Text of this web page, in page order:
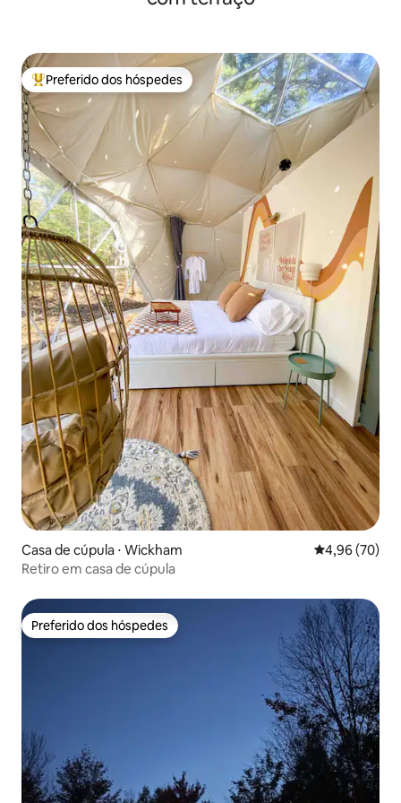
Entre os melhores preferidos dos hóspedes
Preferido dos hóspedes
Casa de cúpula ⋅ Wickham 4,96 de uma
4,96 (70)
Retiro em casa de cúpula
Preferido dos hóspedes
Preferido dos hóspedes